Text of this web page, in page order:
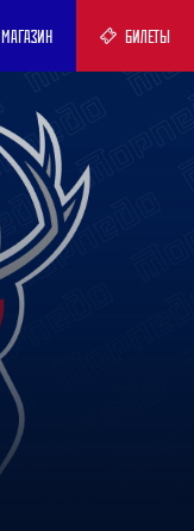
МАГАЗИН БИЛЕТЫ